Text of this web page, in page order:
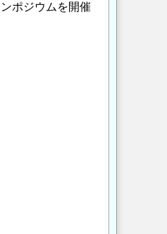
ポジウムを開催